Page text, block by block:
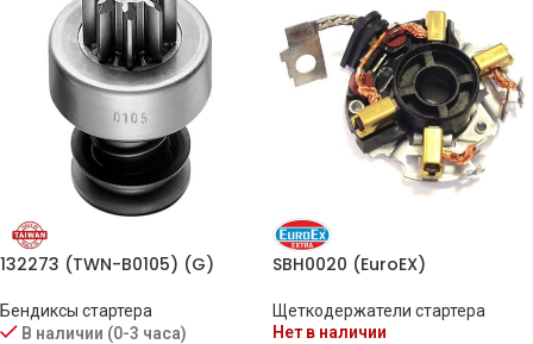
132273 (TWN-B0105) (G)
Бендиксы стартера
В наличии (0-3 часа)
SBH0020 (EuroEX)
Щеткодержатели стартера
Нет в наличии